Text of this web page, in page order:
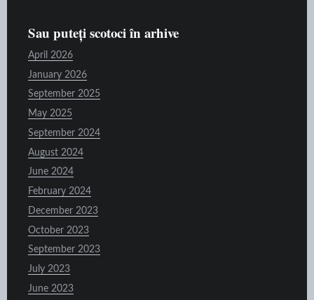
Sau puteți scotoci în arhive
April 2026
January 2026
September 2025
May 2025
September 2024
August 2024
June 2024
February 2024
December 2023
October 2023
September 2023
July 2023
June 2023